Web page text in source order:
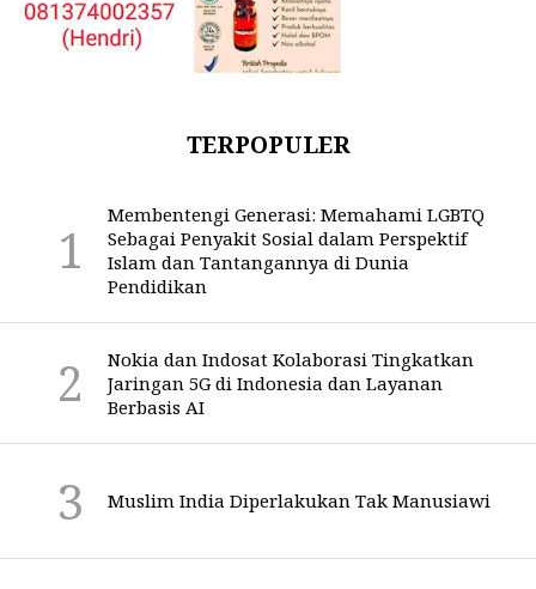
TERPOPULER
Membentengi Generasi: Memahami LGBTQ
Sebagai Penyakit Sosial dalam Perspektif
Islam dan Tantangannya di Dunia
Pendidikan
Nokia dan Indosat Kolaborasi Tingkatkan
Jaringan 5G di Indonesia dan Layanan
Berbasis AI
Muslim India Diperlakukan Tak Manusiawi